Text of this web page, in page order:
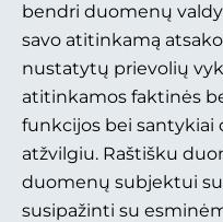
bendri duomenų
savo atitinkamą
nustatytų prievolių
atitinkamos faktinės
funkcijos bei
atžvilgiu. Raštišku
duomenų subjektui
susipažinti su